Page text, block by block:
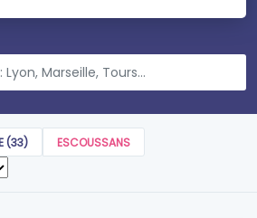
(33) ESCOUSSANS